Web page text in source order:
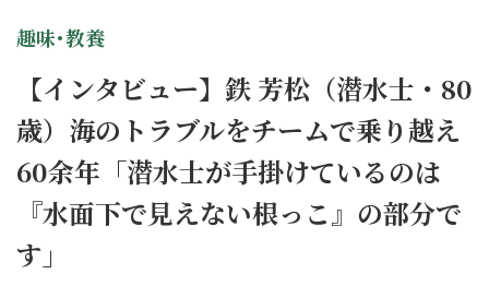
趣味･教養
【インタビュー】鉄 芳松（潜水士・80
歳）海のトラブルをチームで乗り越え
60余年「潜水士が手掛けているのは
『水面下で見えない根っこ』の部分で
す」